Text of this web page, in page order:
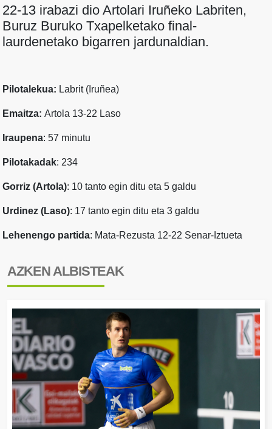
22-13 irabazi dio Artolari Iruñeko Labriten,
Buruz Buruko Txapelketako final-
laurdenetako bigarren jardunaldian.
Pilotalekua: Labrit (Iruñea)
Emaitza: Artola 13-22 Laso
Iraupena: 57 minutu
Pilotakadak: 234
Gorriz (Artola): 10 tanto egin ditu eta 5 galdu
Urdinez (Laso): 17 tanto egin ditu eta 3 galdu
Lehenengo partida: Mata-Rezusta 12-22 Senar-Iztueta
AZKEN ALBISTEAK